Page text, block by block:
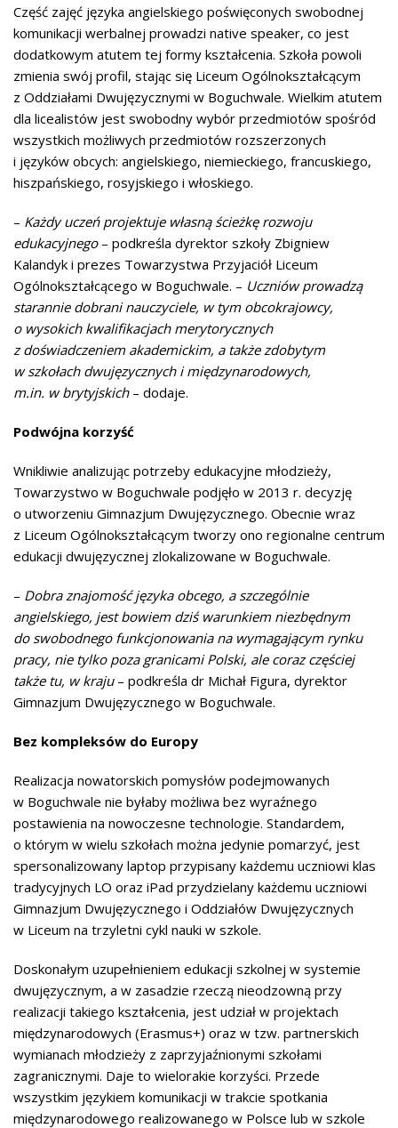
Część zajęć języka angielskiego poświęconych swobodnej
komunikacji werbalnej prowadzi native speaker, co jest
dodatkowym atutem tej formy kształcenia. Szkoła powoli
zmienia swój profil, stając się Liceum Ogólnokształcącym
z Oddziałami Dwujęzycznymi w Boguchwale. Wielkim atutem
dla licealistów jest swobodny wybór przedmiotów spośród
wszystkich możliwych przedmiotów rozszerzonych
i języków obcych: angielskiego, niemieckiego, francuskiego,
hiszpańskiego, rosyjskiego i włoskiego.
– Każdy uczeń projektuje własną ścieżkę rozwoju
edukacyjnego– podkreśla dyrektor szkoły Zbigniew
Kalandyk i prezes Towarzystwa Przyjaciół Liceum
Ogólnokształcącego w Boguchwale. – Uczniów prowadzą
starannie dobrani nauczyciele, w tym obcokrajowcy,
o wysokich kwalifikacjach merytorycznych
z doświadczeniem akademickim, a także zdobytym
w szkołach dwujęzycznych i międzynarodowych,
m.in. w brytyjskich– dodaje.
Podwójna korzyść
Wnikliwie analizując potrzeby edukacyjne młodzieży,
Towarzystwo w Boguchwale podjęło w 2013 r. decyzję
o utworzeniu Gimnazjum Dwujęzycznego. Obecnie wraz
z Liceum Ogólnokształcącym tworzy ono regionalne centrum
edukacji dwujęzycznej zlokalizowane w Boguchwale.
– Dobra znajomość języka obcego, a szczególnie
angielskiego, jest bowiem dziś warunkiem niezbędnym
do swobodnego funkcjonowania na wymagającym rynku
pracy, nie tylko poza granicami Polski, ale coraz częściej
także tu, w kraju– podkreśla dr Michał Figura, dyrektor
Gimnazjum Dwujęzycznego w Boguchwale.
Bez kompleksów do Europy
Realizacja nowatorskich pomysłów podejmowanych
w Boguchwale nie byłaby możliwa bez wyraźnego
postawienia na nowoczesne technologie. Standardem,
o którym w wielu szkołach można jedynie pomarzyć, jest
spersonalizowany laptop przypisany każdemu uczniowi klas
tradycyjnych LO oraz iPad przydzielany każdemu uczniowi
Gimnazjum Dwujęzycznego i Oddziałów Dwujęzycznych
w Liceum na trzyletni cykl nauki w szkole.
Doskonałym uzupełnieniem edukacji szkolnej w systemie
dwujęzycznym, a w zasadzie rzeczą nieodzowną przy
realizacji takiego kształcenia, jest udział w projektach
międzynarodowych (Erasmus+) oraz w tzw. partnerskich
wymianach młodzieży z zaprzyjaźnionymi szkołami
zagranicznymi. Daje to wielorakie korzyści. Przede
wszystkim językiem komunikacji w trakcie spotkania
międzynarodowego realizowanego w Polsce lub w szkole